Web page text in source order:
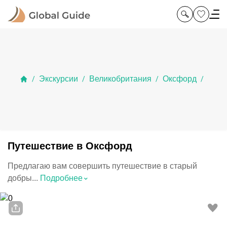
/ Экскурсии / Великобритания / Оксфорд /
Путешествие в Оксфорд
Предлагаю вам совершить путешествие в старый
добры... Подробнее⌃